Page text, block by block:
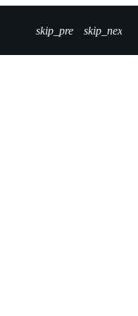
skip_previousskip_next